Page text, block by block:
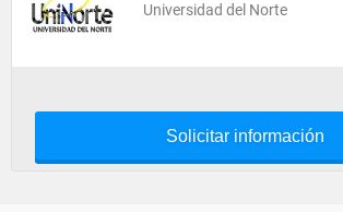
Universidad del Norte
Solicitar información